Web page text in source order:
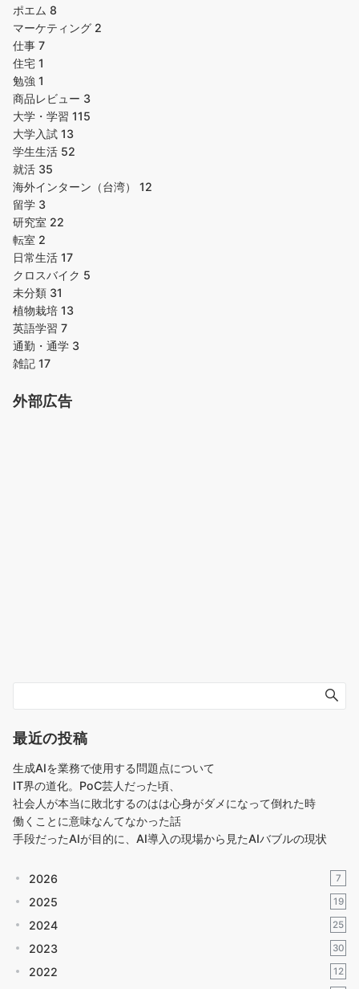
ポエム 8
マーケティング 2
仕事 7
住宅 1
勉強 1
商品レビュー 3
大学・学習 115
大学入試 13
学生生活 52
就活 35
海外インターン（台湾） 12
留学 3
研究室 22
転室 2
日常生活 17
クロスバイク 5
未分類 31
植物栽培 13
英語学習 7
通勤・通学 3
雑記 17
外部広告
最近の投稿
生成AIを業務で使用する問題点について
IT界の道化。PoC芸人だった頃、
社会人が本当に敗北するのはは心身がダメになって倒れた時
働くことに意味なんてなかった話
手段だったAIが目的に、AI導入の現場から見たAIバブルの現状
2026 7
2025 19
2024 25
2023 30
2022 12